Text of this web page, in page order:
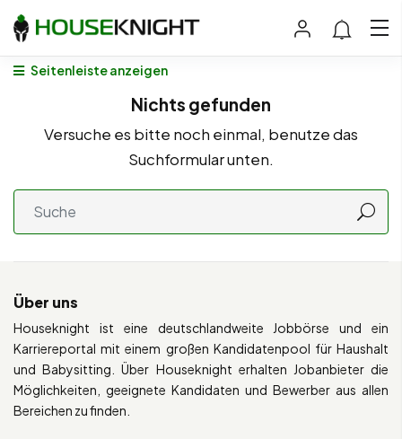
Seitenleiste anzeigen
Nichts gefunden
Versuche es bitte noch einmal, benutze das
Suchformular unten.
Über uns
Houseknight ist eine deutschlandweite Jobbörse und ein
Karriereportal mit einem großen Kandidatenpool für Haushalt
und Babysitting. Über Houseknight erhalten Jobanbieter die
Möglichkeiten, geeignete Kandidaten und Bewerber aus allen
Bereichen zu finden.